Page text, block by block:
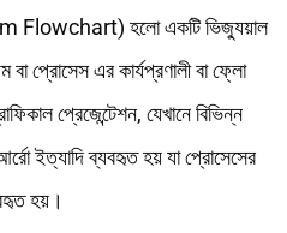
Flowchart) হলো একটি ভিজ্যুয়াল
বা প্রোসেস এর কার্যপ্রণালী বা ফ্লো
প্রেজেন্টেশন, যেখানে বিভিন্ন
ইত্যাদি ব্যবহৃত হয় যা প্রোসেসের
হয়।